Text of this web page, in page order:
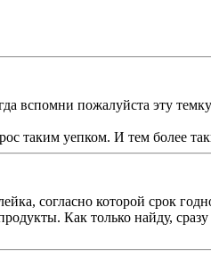
вспомни пожалуйста эту темку
таким уепком. И тем более
согласно которой срок
Как только найду,